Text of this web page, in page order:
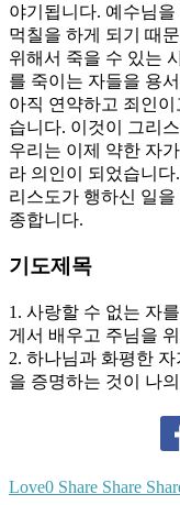
야기됩니다. 예수님
먹칠을 하게 되기 때
위해서 죽을 수 있는
를 죽이는 자들을 용
아직 연약하고 죄인
습니다. 이것이 그리
우리는 이제 약한 자
라 의인이 되었습니
리스도가 행하신 일
종합니다.
기도제목
1. 사랑할 수 없는 자
게서 배우고 주님을
2. 하나님과 화평한
을 증명하는 것이 나
Love0 Share Share